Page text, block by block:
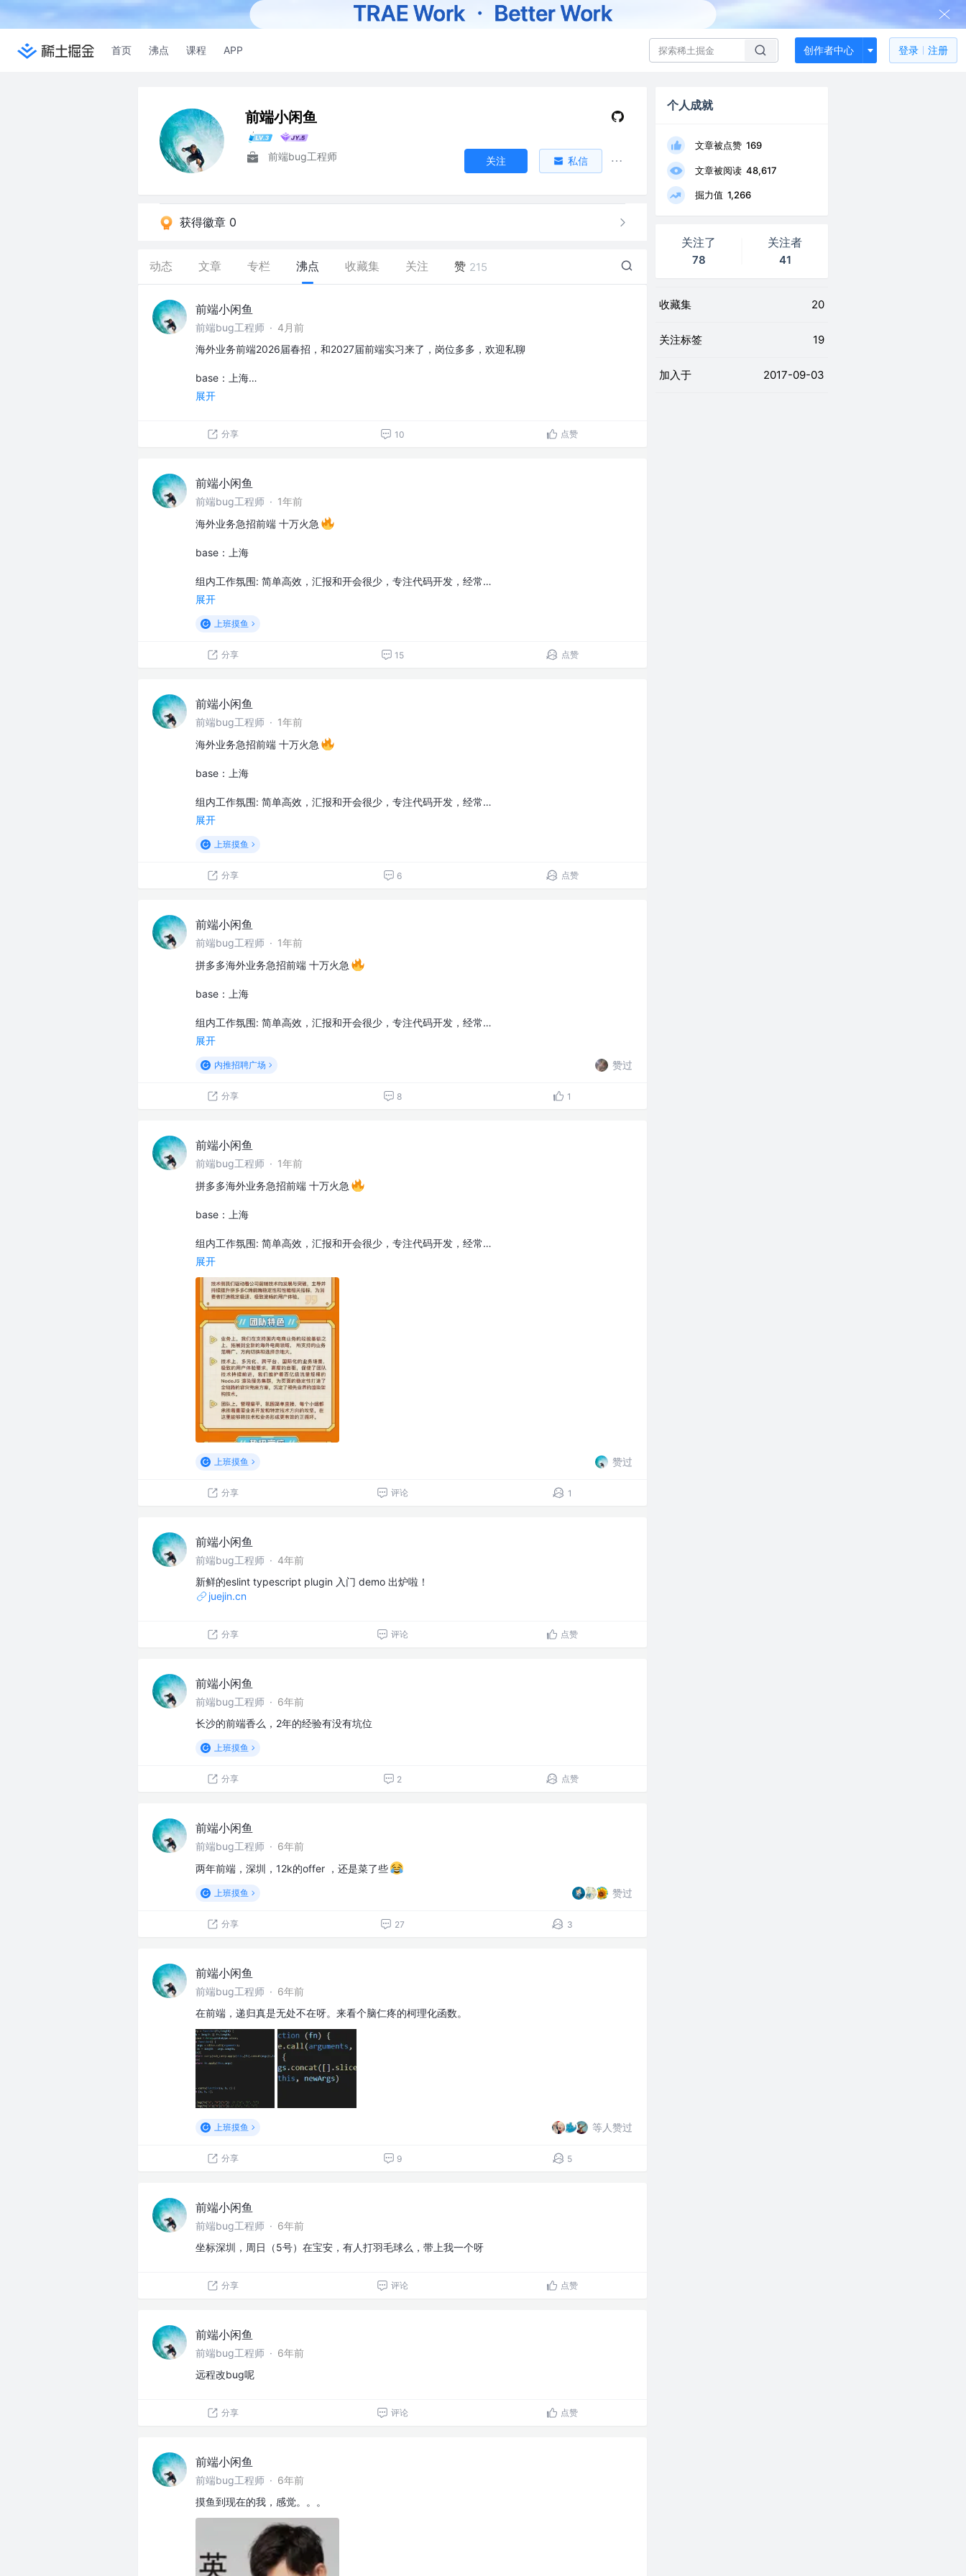
首页 沸点 课程 APP 创作者中心 登录 注册
前端小闲鱼
前端bug工程师 关注 私信
获得徽章 0
动态 文章 专栏 沸点 收藏集 关注 赞 215
前端小闲鱼
前端bug工程师 · 4月前
海外业务前端2026届春招，和2027届前端实习来了，岗位多多，欢迎私聊
ba‮es‬‎：上海…
展开
分享 10 点赞
前端小闲鱼
前端bug工程师 · 1年前
海外业务急招前端 十万火急
ba‮es‬‎：上海
组内工作氛围: 简单高效，汇报和开会很少，专注代码开发，经常…
展开
上班摸鱼
分享 15 点赞
前端小闲鱼
前端bug工程师 · 1年前
海外业务急招前端 十万火急
ba‮es‬‎：上海
组内工作氛围: 简单高效，汇报和开会很少，专注代码开发，经常…
展开
上班摸鱼
分享 6 点赞
前端小闲鱼
前端bug工程师 · 1年前
拼多多海外业务急招前端 十万火急
ba‮es‬‎：上海
组内工作氛围: 简单高效，汇报和开会很少，专注代码开发，经常…
展开
内推招聘广场 赞过
分享 8 1
前端小闲鱼
前端bug工程师 · 1年前
拼多多海外业务急招前端 十万火急
ba‮es‬‎：上海
组内工作氛围: 简单高效，汇报和开会很少，专注代码开发，经常…
展开
上班摸鱼 赞过
分享 评论 1
前端小闲鱼
前端bug工程师 · 4年前
新鲜的eslint typescript plugin 入门 demo 出炉啦！
juejin.cn
分享 评论 点赞
前端小闲鱼
前端bug工程师 · 6年前
长沙的前端香么，2年的经验有没有坑位
上班摸鱼
分享 2 点赞
前端小闲鱼
前端bug工程师 · 6年前
两年前端，深圳，12k的offer ，还是菜了些
上班摸鱼 赞过
分享 27 3
前端小闲鱼
前端bug工程师 · 6年前
在前端，递归真是无处不在呀。来看个脑仁疼的柯理化函数。
上班摸鱼 等人赞过
分享 9 5
前端小闲鱼
前端bug工程师 · 6年前
坐标深圳，周日（5号）在宝安，有人打羽毛球么，带上我一个呀
分享 评论 点赞
前端小闲鱼
前端bug工程师 · 6年前
远程改bug呢
分享 评论 点赞
前端小闲鱼
前端bug工程师 · 6年前
摸鱼到现在的我，感觉。。。
个人成就
文章被点赞 169
文章被阅读 48,617
掘力值 1,266
关注了
78
关注者
41
收藏集 20
关注标签 19
加入于 2017-09-03